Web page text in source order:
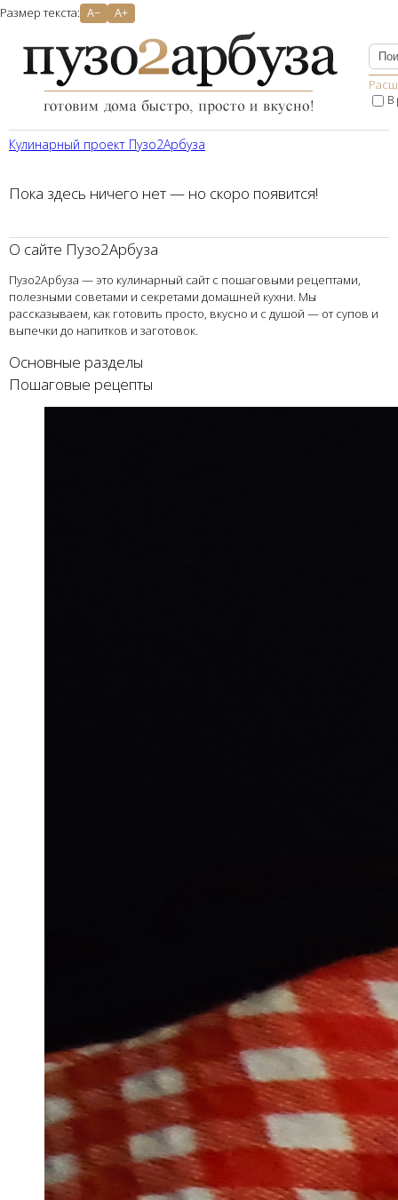
Размер текста: A− A+
В
Кулинарный проект Пузо2Aрбуза
Пока здесь ничего нет — но скоро появится!
О сайте Пузо2Арбуза
Пузо2Арбуза — это кулинарный сайт с пошаговыми рецептами,
полезными советами и секретами домашней кухни. Мы
рассказываем, как готовить просто, вкусно и с душой — от супов и
выпечки до напитков и заготовок.
Основные разделы
Пошаговые рецепты